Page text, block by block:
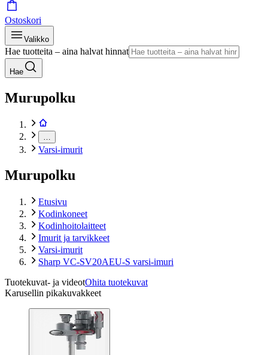
Ostoskori
Valikko
Hae tuotteita – aina halvat hinnat
Hae
Murupolku
Varsi-imurit
Murupolku
Etusivu
Kodinkoneet
Kodinhoitolaitteet
Imurit ja tarvikkeet
Varsi-imurit
Sharp VC-SV20AEU-S varsi-imuri
Tuotekuvat- ja videotOhita tuotekuvat
Karusellin pikakuvakkeet